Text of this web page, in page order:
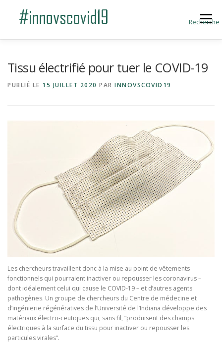
Recherche
Menu
Tissu électrifié pour tuer le COVID-19
PUBLIÉ LE 15 JUILLET 2020 PAR INNOVSCOVID19
Les chercheurs travaillent donc à la mise au point de vêtements
fonctionnels qui pourraient inactiver ou repousser les coronavirus –
dont idéalement celui qui cause le COVID-19 – et d’autres agents
pathogènes. Un groupe de chercheurs du Centre de médecine et
d’ingénierie régénératives de l’Université de l’Indiana développe des
matériaux électro-ceutiques qui, sans fil, “produisent des champs
électriques à la surface du tissu pour inactiver ou repousser les
particules virales”.